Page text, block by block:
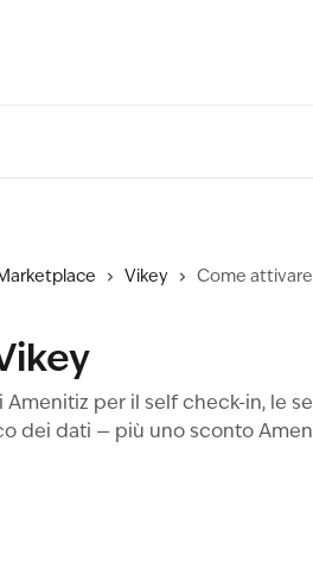
Vikey Come
per il self check-in, le
dei dati — più uno sconto